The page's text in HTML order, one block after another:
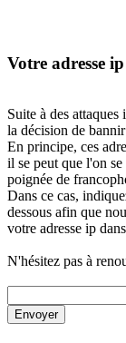
Votre adresse
Suite à des
la décision de
En principe, ces
il se peut que l'on
poignée de
Dans ce cas,
dessous afin que
votre adresse ip
N'hésitez pas à